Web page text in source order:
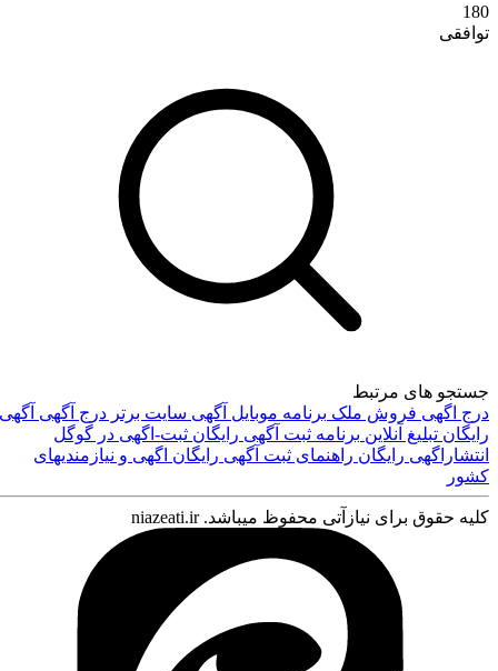
درباره ما
180
توافقی
جستجو های مرتبط
درج اگهی فروش ملکبرنامه موبایل آگهی سایت برتر درج آگهی آگهی
رایگانتبلیغ آنلاینبرنامه ثبت آگهی رایگانثبت-اگهی در گوگل
انتشاراگهی رایگانراهنمای ثبت آگهی رایگاناگهی و نیازمندیهای
کشور
کلیه حقوق برای نیازآتی محفوظ میباشد. niazeati.ir